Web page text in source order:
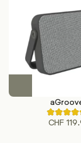
mehrere
Rated
5.00
CHF